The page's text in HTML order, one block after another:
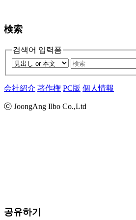
検索
검색어 입력폼
会社紹介 著作権 PC版 個人情報
ⓒ JoongAng Ilbo Co.,Ltd
공유하기